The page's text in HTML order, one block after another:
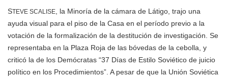
STEVE SCALISE
, la Minoría de la cámara de Látigo, trajo una
ayuda visual para el piso de la Casa en el período previo a la
votación de la formalización de la destitución de investigación. Se
representaba en la Plaza Roja de las bóvedas de la cebolla, y
criticó la de los Demócratas “37 Días de Estilo Soviético de juicio
político en los Procedimientos”. A pesar de que la Unión Soviética